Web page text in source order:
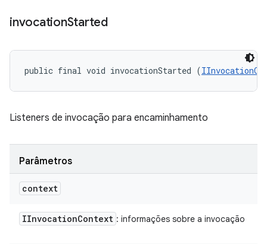
invocationStarted
public final void invocationStarted (
Listeners de invocação para encaminhamento
Parâmetros
context
IInvocationContext : informações sobre a invocação